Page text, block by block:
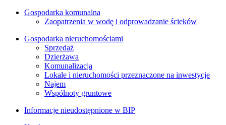
Gospodarka komunalna
Zaopatrzenia w wodę i odprowadzanie ścieków
Gospodarka nieruchomościami
Sprzedaż
Dzierżawa
Komunalizacja
Lokale i nieruchomości przeznaczone na inwestycje
Najem
Wspólnoty gruntowe
Informacje nieudostępnione w BIP